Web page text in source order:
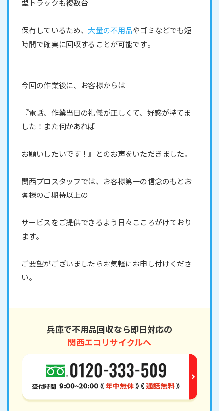
型トラックも複数台
保有しているため、 大量の不用品やゴミなどでも短
時間で確実に回収することが可能です。
今回の作業後に、お客様からは
『電話、作業当日の礼儀が正しくて、好感が持てま
した！また何かあれば
お願いしたいです！』とのお声をいただきました。
関西プロスタッフでは、お客様第一の信念のもとお
客様のご期待以上の
サービスをご提供できるよう日々こころがけており
ます。
ご要望がございましたらお気軽にお申し付けくださ
い。
兵庫で不用品回収なら即日対応の
関西エコリサイクルへ